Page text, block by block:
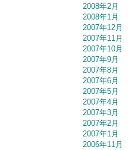
2008年2月
2008年1月
2007年12月
2007年11月
2007年10月
2007年9月
2007年8月
2007年6月
2007年5月
2007年4月
2007年3月
2007年2月
2007年1月
2006年11月